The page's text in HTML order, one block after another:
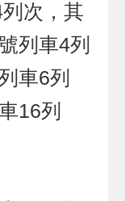
次，其
列車4列
車6列
16列